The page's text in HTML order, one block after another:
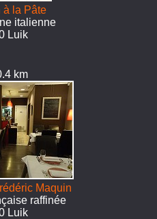
à la Pâte
italienne
Luik
km
Maquin
raffinée
Luik